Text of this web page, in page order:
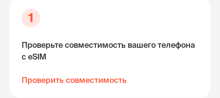
1
Проверьте совместимость вашего телефона
с eSIM
Проверить совместимость